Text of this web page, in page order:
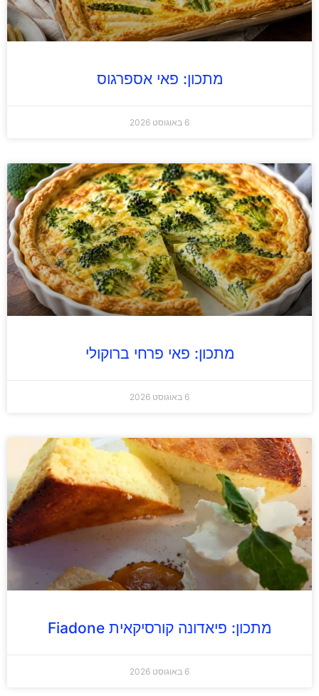
מתכון: פאי אספרגוס
6 באוגוסט 2026
מתכון: פאי פרחי ברוקולי
6 באוגוסט 2026
מתכון: פיאדונה קורסיקאית Fiadone
6 באוגוסט 2026